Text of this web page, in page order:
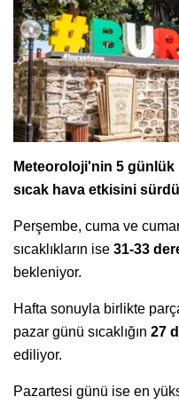
Meteoroloji'nin 5
sıcak hava etkisini
Perşembe, cuma ve
sıcaklıkların ise 31-33
bekleniyor.
Hafta sonuyla birlikte
pazar günü sıcaklığın 27
ediliyor.
Pazartesi günü ise en